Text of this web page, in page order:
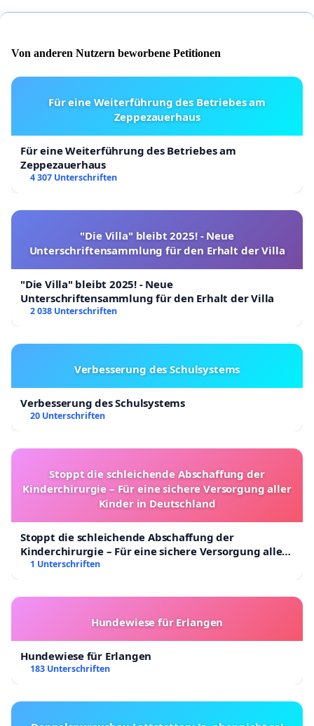
Von anderen Nutzern beworbene Petitionen
Für eine Weiterführung des Betriebes am
Zeppezauerhaus
Für eine Weiterführung des Betriebes am
Zeppezauerhaus
4 307 Unterschriften
"Die Villa" bleibt 2025! - Neue
Unterschriftensammlung für den Erhalt der Villa
"Die Villa" bleibt 2025! - Neue
Unterschriftensammlung für den Erhalt der Villa
2 038 Unterschriften
Verbesserung des Schulsystems
Verbesserung des Schulsystems
20 Unterschriften
Stoppt die schleichende Abschaffung der
Kinderchirurgie – Für eine sichere Versorgung aller
Kinder in Deutschland
Stoppt die schleichende Abschaffung der
Kinderchirurgie – Für eine sichere Versorgung aller
Kinder in Deutschland
1 Unterschriften
Hundewiese für Erlangen
Hundewiese für Erlangen
183 Unterschriften